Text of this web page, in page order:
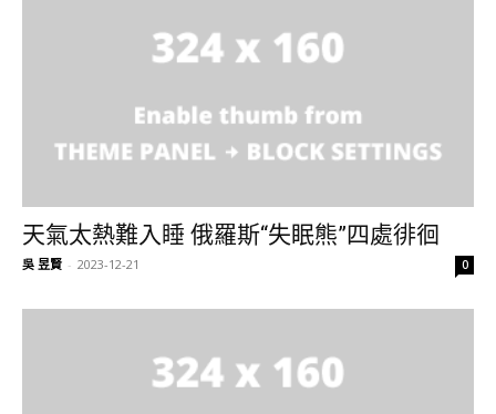
天氣太熱難入睡 俄羅斯“失眠熊”四處徘徊
吳 昱賢 - 2023-12-21 0